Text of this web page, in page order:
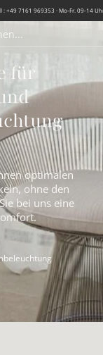
+49 7161 969353 · Mo-Fr. 09-14
für
optimalen
ohne den
bei uns eine